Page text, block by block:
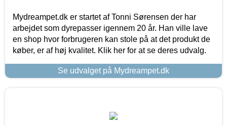
Mydreampet.dk er startet af Tonni Sørensen der har
arbejdet som dyrepasser igennem 20 år. Han ville lave
en shop hvor forbrugeren kan stole på at det produkt de
køber, er af høj kvalitet. Klik her for at se deres udvalg.
Se udvalget på Mydreampet.dk